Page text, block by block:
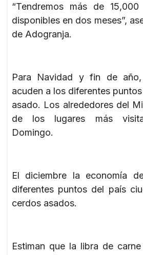
“Tendremos más de
disponibles en dos meses”,
de Adogranja.
Para Navidad y fin de
acuden a los diferentes
asado. Los alrededores del
de los lugares más
Domingo.
El diciembre la economía
diferentes puntos del país
cerdos asados.
Estiman que la libra de